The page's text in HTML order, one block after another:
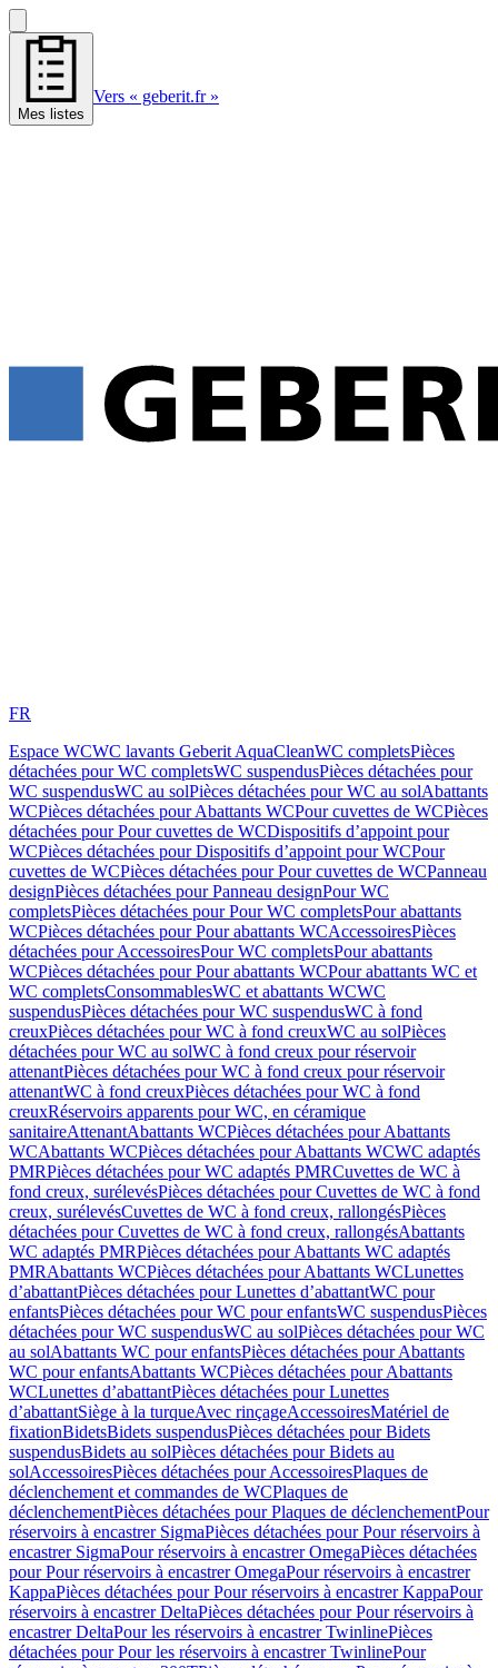
Mes listes
Vers « geberit.fr »
FR
Espace WCWC lavants Geberit AquaCleanWC completsPièces
détachées pour WC completsWC suspendusPièces détachées pour
WC suspendusWC au solPièces détachées pour WC au solAbattants
WCPièces détachées pour Abattants WCPour cuvettes de WCPièces
détachées pour Pour cuvettes de WCDispositifs d’appoint pour
WCPièces détachées pour Dispositifs d’appoint pour WCPour
cuvettes de WCPièces détachées pour Pour cuvettes de WCPanneau
designPièces détachées pour Panneau designPour WC
completsPièces détachées pour Pour WC completsPour abattants
WCPièces détachées pour Pour abattants WCAccessoiresPièces
détachées pour AccessoiresPour WC completsPour abattants
WCPièces détachées pour Pour abattants WCPour abattants WC et
WC completsConsommablesWC et abattants WCWC
suspendusPièces détachées pour WC suspendusWC à fond
creuxPièces détachées pour WC à fond creuxWC au solPièces
détachées pour WC au solWC à fond creux pour réservoir
attenantPièces détachées pour WC à fond creux pour réservoir
attenantWC à fond creuxPièces détachées pour WC à fond
creuxRéservoirs apparents pour WC, en céramique
sanitaireAttenantAbattants WCPièces détachées pour Abattants
WCAbattants WCPièces détachées pour Abattants WCWC adaptés
PMRPièces détachées pour WC adaptés PMRCuvettes de WC à
fond creux, surélevésPièces détachées pour Cuvettes de WC à fond
creux, surélevésCuvettes de WC à fond creux, rallongésPièces
détachées pour Cuvettes de WC à fond creux, rallongésAbattants
WC adaptés PMRPièces détachées pour Abattants WC adaptés
PMRAbattants WCPièces détachées pour Abattants WCLunettes
d’abattantPièces détachées pour Lunettes d’abattantWC pour
enfantsPièces détachées pour WC pour enfantsWC suspendusPièces
détachées pour WC suspendusWC au solPièces détachées pour WC
au solAbattants WC pour enfantsPièces détachées pour Abattants
WC pour enfantsAbattants WCPièces détachées pour Abattants
WCLunettes d’abattantPièces détachées pour Lunettes
d’abattantSiège à la turqueAvec rinçageAccessoiresMatériel de
fixationBidetsBidets suspendusPièces détachées pour Bidets
suspendusBidets au solPièces détachées pour Bidets au
solAccessoiresPièces détachées pour AccessoiresPlaques de
déclenchement et commandes de WCPlaques de
déclenchementPièces détachées pour Plaques de déclenchementPour
réservoirs à encastrer SigmaPièces détachées pour Pour réservoirs à
encastrer SigmaPour réservoirs à encastrer OmegaPièces détachées
pour Pour réservoirs à encastrer OmegaPour réservoirs à encastrer
KappaPièces détachées pour Pour réservoirs à encastrer KappaPour
réservoirs à encastrer DeltaPièces détachées pour Pour réservoirs à
encastrer DeltaPour les réservoirs à encastrer TwinlinePièces
détachées pour Pour les réservoirs à encastrer TwinlinePour